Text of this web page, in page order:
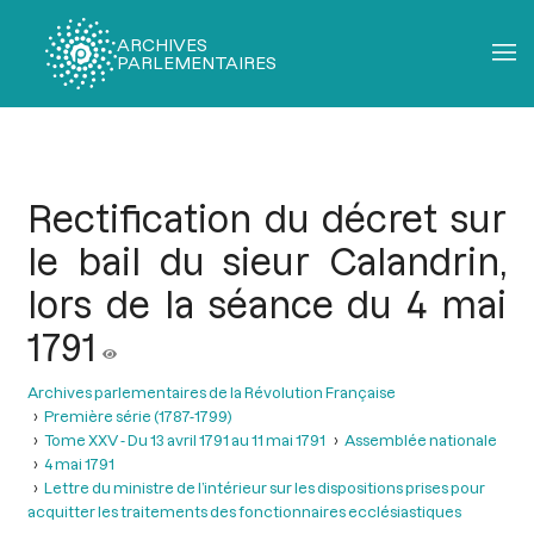
ARCHIVES
PARLEMENTAIRES
Rectification du décret sur
le bail du sieur Calandrin,
lors de la séance du 4 mai
1791
Archives parlementaires de la Révolution Française
Première série (1787-1799)
Tome XXV - Du 13 avril 1791 au 11 mai 1791
Assemblée nationale
4 mai 1791
Lettre du ministre de l’intérieur sur les dispositions prises pour
acquitter les traitements des fonctionnaires ecclésiastiques